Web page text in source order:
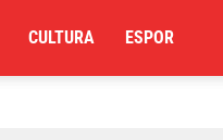
CULTURA ESPOR